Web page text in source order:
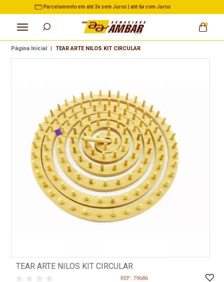
3% de Desconto no Pix nas Compras acima de R$ 500,00
Página Inicial | TEAR ARTE NILOS KIT CIRCULAR
TEAR ARTE NILOS KIT CIRCULAR
REF: 79686